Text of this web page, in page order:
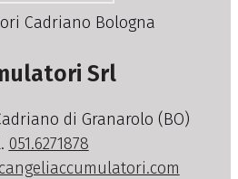
Srl
di Granarolo (BO)
051.6271878